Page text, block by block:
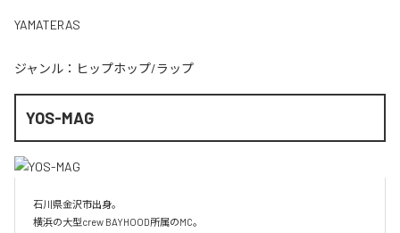
YAMATERAS
ジャンル： ヒップホップ/ラップ
YOS-MAG
石川県金沢市出身。
横浜の大型crew BAYHOOD所属のMC。